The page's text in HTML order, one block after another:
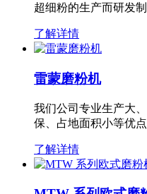
超细粉的生产而研发
了解详情
雷蒙磨粉机
我们公司专业生产大
保、占地面积小等优
了解详情